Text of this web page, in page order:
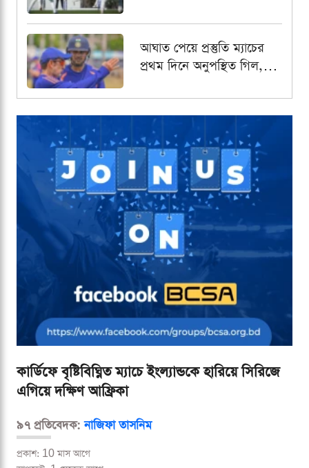
আঘাত পেয়ে প্রস্তুতি ম্যাচের
প্রথম দিনে অনুপস্থিত গিল,
কার্ডিফে বৃষ্টিবিঘ্নিত ম্যাচে ইংল্যান্ডকে হারিয়ে সিরিজে
এগিয়ে দক্ষিণ আফ্রিকা
৯৭ প্রতিবেদক:নাজিফা তাসনিম
প্রকাশ: 10 মাস আগে